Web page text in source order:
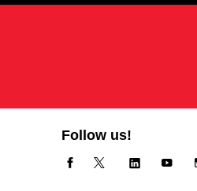
Follow us!